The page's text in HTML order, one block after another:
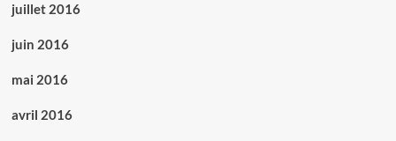
juillet 2016
juin 2016
mai 2016
avril 2016